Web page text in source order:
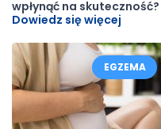
wpłynąć na skuteczność?
Dowiedz się więcej
EGZEMA